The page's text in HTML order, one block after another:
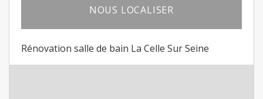
NOUS LOCALISER
Rénovation salle de bain La Celle Sur Seine